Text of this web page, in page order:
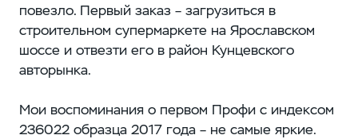
повезло. Первый заказ – загрузиться в
строительном супермаркете на Ярославском
шоссе и отвезти его в район Кунцевского
авторынка.
Мои воспоминания о первом Профи с индексом
236022 образца 2017 года – не самые яркие.